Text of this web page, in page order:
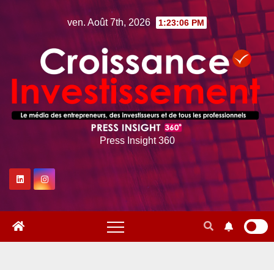
ven. Août 7th, 2026 1:23:06 PM
Press Insight 360